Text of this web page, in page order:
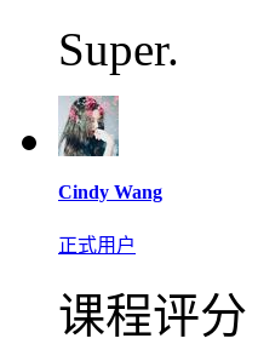
Super.
Cindy Wang
正式用户
课程评分